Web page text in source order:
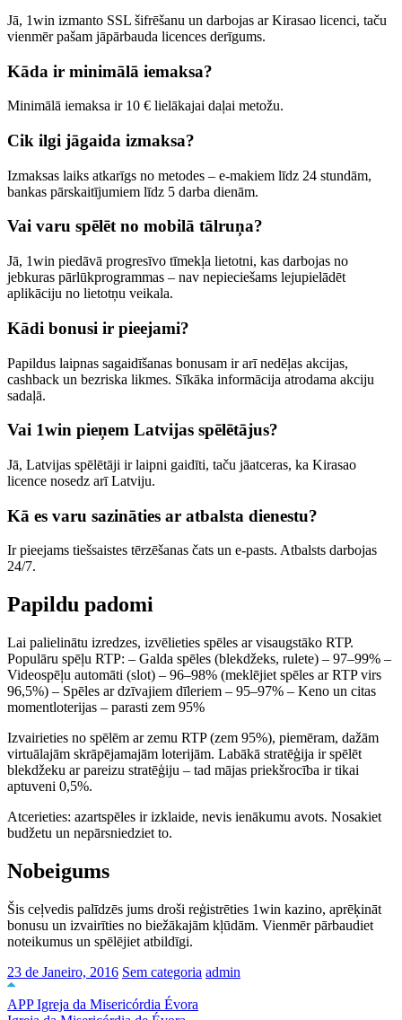
Jā, 1win izmanto SSL šifrēšanu un darbojas ar Kirasao licenci, taču
vienmēr pašam jāpārbauda licences derīgums.
Kāda ir minimālā iemaksa?
Minimālā iemaksa ir 10 € lielākajai daļai metožu.
Cik ilgi jāgaida izmaksa?
Izmaksas laiks atkarīgs no metodes – e-makiem līdz 24 stundām,
bankas pārskaitījumiem līdz 5 darba dienām.
Vai varu spēlēt no mobilā tālruņa?
Jā, 1win piedāvā progresīvo tīmekļa lietotni, kas darbojas no
jebkuras pārlūkprogrammas – nav nepieciešams lejupielādēt
aplikāciju no lietotņu veikala.
Kādi bonusi ir pieejami?
Papildus laipnas sagaidīšanas bonusam ir arī nedēļas akcijas,
cashback un bezriska likmes. Sīkāka informācija atrodama akciju
sadaļā.
Vai 1win pieņem Latvijas spēlētājus?
Jā, Latvijas spēlētāji ir laipni gaidīti, taču jāatceras, ka Kirasao
licence nosedz arī Latviju.
Kā es varu sazināties ar atbalsta dienestu?
Ir pieejams tiešsaistes tērzēšanas čats un e-pasts. Atbalsts darbojas
24/7.
Papildu padomi
Lai palielinātu izredzes, izvēlieties spēles ar visaugstāko RTP.
Populāru spēļu RTP: – Galda spēles (blekdžeks, rulete) – 97–99% –
Videospēļu automāti (slot) – 96–98% (meklējiet spēles ar RTP virs
96,5%) – Spēles ar dzīvajiem dīleriem – 95–97% – Keno un citas
momentloterijas – parasti zem 95%
Izvairieties no spēlēm ar zemu RTP (zem 95%), piemēram, dažām
virtuālajām skrāpējamajām loterijām. Labākā stratēģija ir spēlēt
blekdžeku ar pareizu stratēģiju – tad mājas priekšrocība ir tikai
aptuveni 0,5%.
Atcerieties: azartspēles ir izklaide, nevis ienākumu avots. Nosakiet
budžetu un nepārsniedziet to.
Nobeigums
Šis ceļvedis palīdzēs jums droši reģistrēties 1win kazino, aprēķināt
bonusu un izvairīties no biežākajām kļūdām. Vienmēr pārbaudiet
noteikumus un spēlējiet atbildīgi.
23 de Janeiro, 2016 Sem categoria admin
APP Igreja da Misericórdia Évora